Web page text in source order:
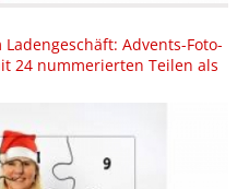
Advents-Foto-
24 nummerierten Teilen als